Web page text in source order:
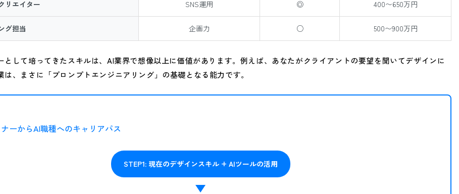
リエイター SNS運用 ◎ 400〜650万円
グ担当 企画力 ○ 500〜900万円
として培ってきたスキルは、AI業界で想像以上に価値があります。例えば、あなたがクライアントの要望を聞いてデザインに
は、まさに「プロンプトエンジニアリング」の基礎となる能力です。
ーからAI職種へのキャリアパス
STEP1: 現在のデザインスキル + AIツールの活用